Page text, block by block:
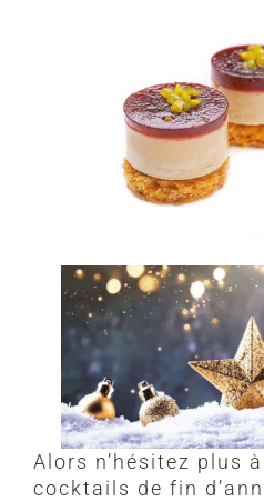
Alors n’hésitez plus
cocktails de fin